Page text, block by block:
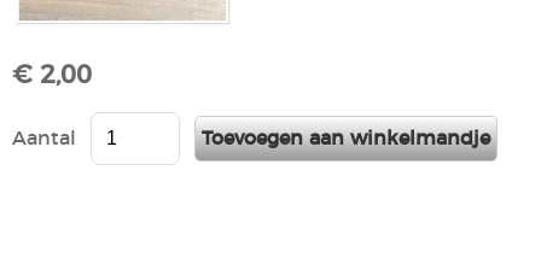
€ 2,00
Aantal